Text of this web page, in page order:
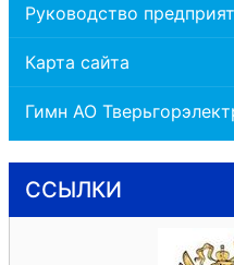
Руководство
Карта сайта
Гимн АО
ССЫЛКИ